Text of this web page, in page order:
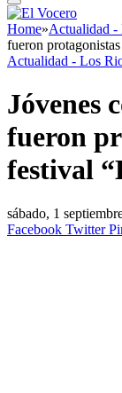
Home»Actualidad -
fueron
Actualidad - Los
Jóvenes
fueron
festival
sábado, 1
Facebook Twitter